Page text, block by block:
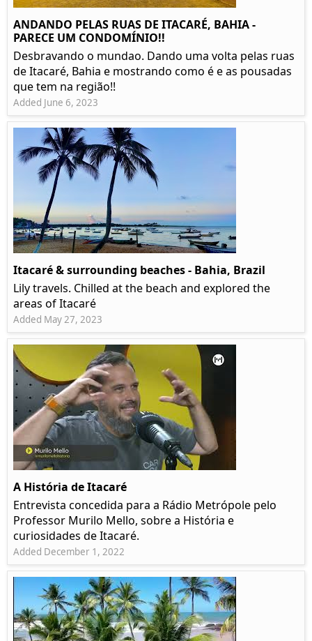
ANDANDO PELAS RUAS DE ITACARÉ, BAHIA -
PARECE UM CONDOMÍNIO!!
Desbravando o mundao. Dando uma volta pelas ruas
de Itacaré, Bahia e mostrando como é e as pousadas
que tem na região!!
Added June 6, 2023
Itacaré & surrounding beaches - Bahia, Brazil
Lily travels. Chilled at the beach and explored the
areas of Itacaré
Added May 27, 2023
A História de Itacaré
Entrevista concedida para a Rádio Metrópole pelo
Professor Murilo Mello, sobre a História e
curiosidades de Itacaré.
Added December 1, 2022